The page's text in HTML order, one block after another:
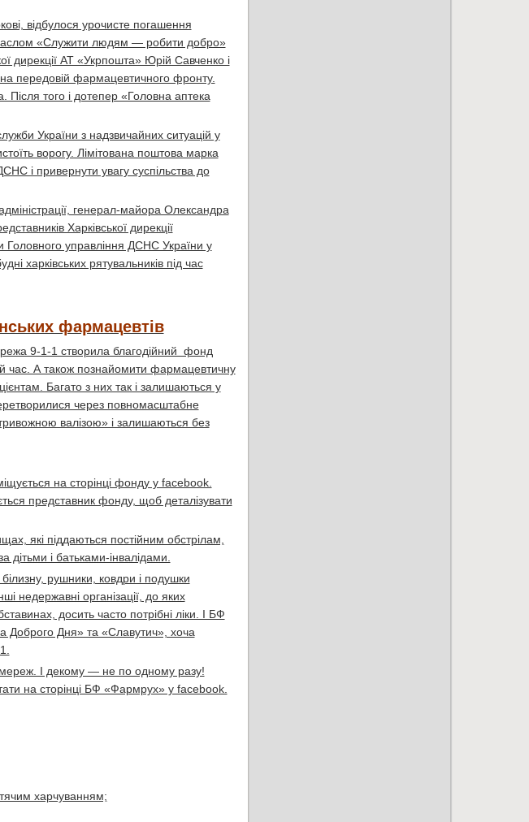
відбулося урочисте погашення
гаслом «Служити людям — робити добро»
дирекції АТ «Укрпошта» Юрій Савченко і
передовій фармацевтичного фронту.
того і дотепер «Головна аптека
України з надзвичайних ситуацій у
ворогу. Лімітована поштова марка
і привернути увагу суспільства до
генерал-майора Олександра
Харківської дирекції
Головного управління ДСНС України у
харківських рятувальників під час
фармацевтів
9-1-1 створила благодійний фонд
час. А також познайомити фармацевтичну
Багато з них так і залишаються у
через повномасштабне
валізою» і залишаються без
на сторінці фонду у facebook.
представник фонду, щоб деталізувати
які піддаються постійним обстрілам,
і батьками-інвалідами.
рушники, ковдри і подушки
недержавні організації, до яких
досить часто потрібні ліки. І БФ
Доброго Дня» та «Славутич», хоча
І декому — не по одному разу!
на сторінці БФ «Фармрух» у facebook.
харчуванням;